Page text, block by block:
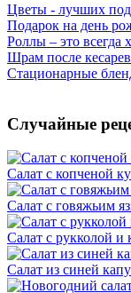
Цветы - лучших
Подарок на день
Роллы – это всегда
Шрам после
Стационарные
Случайные
Салат с копченой
Салат с говяжьим
Салат с рукколой и
Салат из синей